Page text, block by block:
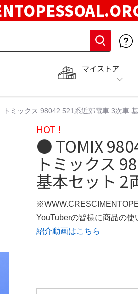
マイストア
ミックス 98042 521系近郊電車 3次車
HOT !
● TOMIX
トミックス
基本セット 2
YouTuberの皆様に商品の使
紹介動画はこちら